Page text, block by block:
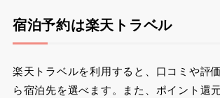
宿泊予約は楽天トラベル
楽天トラベルを利用すると、口コミや評
ら宿泊先を選べます。また、ポイント還